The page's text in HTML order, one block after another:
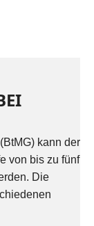
kann der
von bis zu fünf
Die